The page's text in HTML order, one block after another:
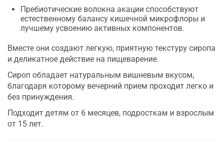
Пребиотические волокна акации способствуют
естественному балансу кишечной микрофлоры и
лучшему усвоению активных компонентов.
Вместе они создают легкую, приятную текстуру сиропа
и деликатное действие на пищеварение.
Сироп обладает натуральным вишневым вкусом,
благодаря которому вечерний прием проходит легко и
без принуждения.
Подходит детям от 6 месяцев, подросткам и взрослым
от 15 лет.